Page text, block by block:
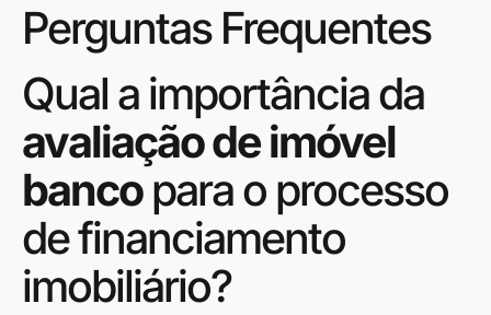
Perguntas Frequentes
Qual a importância da
avaliação de imóvel
bancopara o processo
de financiamento
imobiliário?